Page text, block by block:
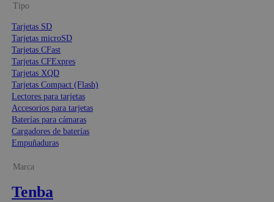
Tipo
Tarjetas SD
Tarjetas microSD
Tarjetas CFast
Tarjetas CFExpres
Tarjetas XQD
Tarjetas Compact (Flash)
Lectores para tarjetas
Accesorios para tarjetas
Baterías para cámaras
Cargadores de baterías
Empuñaduras
Marca
Tenba